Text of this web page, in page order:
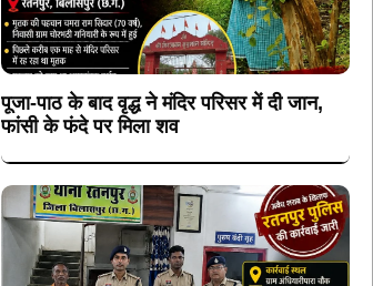
पूजा-पाठ के बाद वृद्ध ने मंदिर परिसर में दी जान,
फांसी के फंदे पर मिला शव